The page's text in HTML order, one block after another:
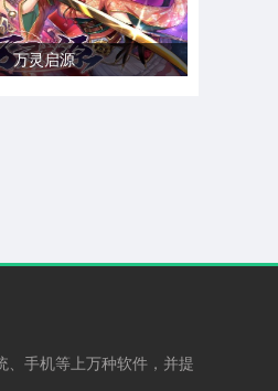
万灵启源
、手机等上万种软件，并提